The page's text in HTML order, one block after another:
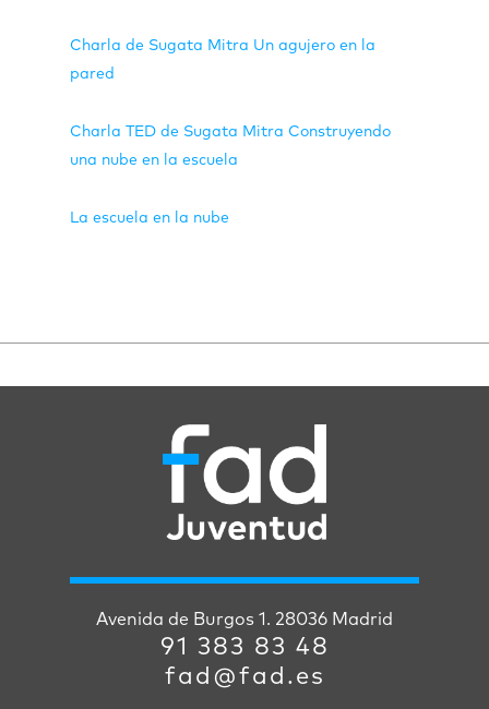
Charla de Sugata Mitra Un agujero en la
pared
Charla TED de Sugata Mitra Construyendo
una nube en la escuela
La escuela en la nube
Avenida de Burgos 1. 28036 Madrid
91 383 83 48
fad@fad.es